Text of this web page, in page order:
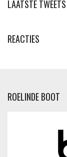
LAATSTE TWEETS
REACTIES
ROELINDE BOOT